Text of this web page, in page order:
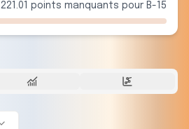
221.01 points manquants pour B-15